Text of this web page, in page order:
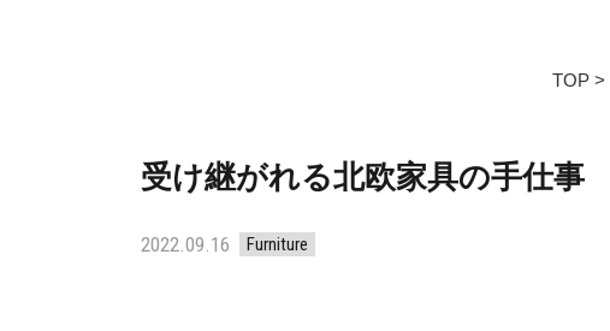
TOP
受け継がれる北欧家具の手仕事
2022.09.16 Furniture